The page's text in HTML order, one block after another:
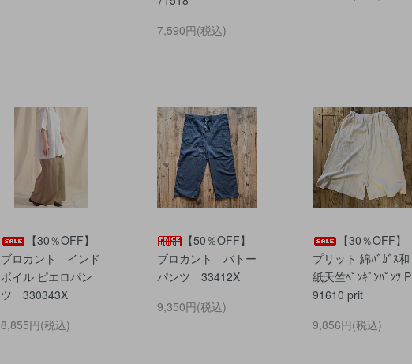
7,590円(税込)
【30％OFF】
ブロカント インド
ボイル ピエロパン
ツ 330343X
8,855円(税込)
【50％OFF】
ブロカント バトー
パンツ 33412X
9,350円(税込)
【30％OFF】
プリット 綿ﾊﾞｶﾞｽ和
紙天竺ﾍﾟﾝｷﾞﾝﾊﾟﾝﾂ P
91610 prit
9,856円(税込)